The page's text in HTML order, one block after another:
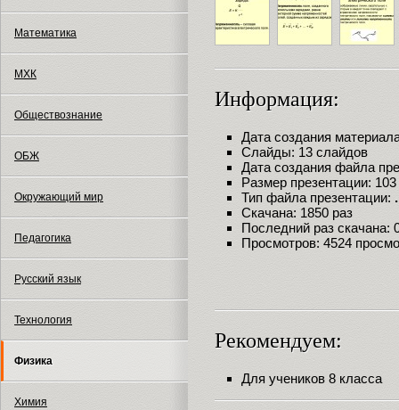
Математика
МХК
Обществознание
ОБЖ
Окружающий мир
Педагогика
Русский язык
Технология
Физика
Химия
Информация:
Дата создания
Слайды: 13 слайдов
Дата создания файла
Размер презентации:
Тип файла презентации:
Скачана: 1850 раз
Последний раз скачана:
Просмотров: 4524
Рекомендуем:
Для учеников 8 класса